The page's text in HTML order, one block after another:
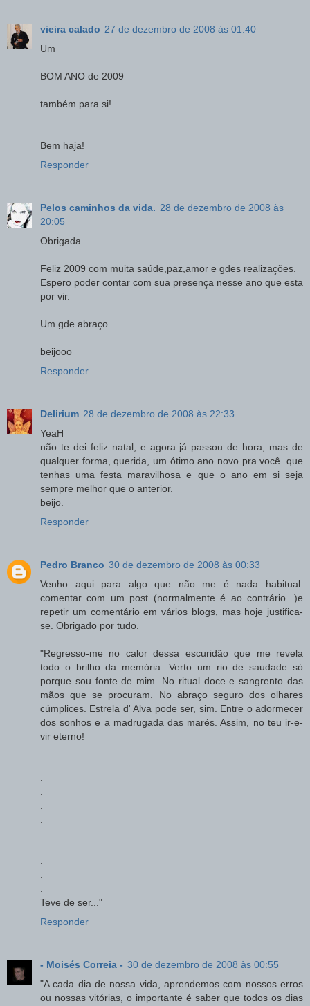
vieira calado 27 de dezembro de 2008 às 01:40
Um
BOM ANO de 2009
também para si!
Bem haja!
Responder
Pelos caminhos da vida. 28 de dezembro de 2008 às
20:05
Obrigada.
Feliz 2009 com muita saúde,paz,amor e gdes realizações.
Espero poder contar com sua presença nesse ano que esta
por vir.
Um gde abraço.
beijooo
Responder
Delirium 28 de dezembro de 2008 às 22:33
YeaH
não te dei feliz natal, e agora já passou de hora, mas de
qualquer forma, querida, um ótimo ano novo pra você. que
tenhas uma festa maravilhosa e que o ano em si seja
sempre melhor que o anterior.
beijo.
Responder
Pedro Branco 30 de dezembro de 2008 às 00:33
Venho aqui para algo que não me é nada habitual:
comentar com um post (normalmente é ao contrário...)e
repetir um comentário em vários blogs, mas hoje justifica-
se. Obrigado por tudo.
"Regresso-me no calor dessa escuridão que me revela
todo o brilho da memória. Verto um rio de saudade só
porque sou fonte de mim. No ritual doce e sangrento das
mãos que se procuram. No abraço seguro dos olhares
cúmplices. Estrela d' Alva pode ser, sim. Entre o adormecer
dos sonhos e a madrugada das marés. Assim, no teu ir-e-
vir eterno!
.
.
.
.
.
.
.
.
.
.
.
Teve de ser..."
Responder
- Moisés Correia - 30 de dezembro de 2008 às 00:55
"A cada dia de nossa vida, aprendemos com nossos erros
ou nossas vitórias, o importante é saber que todos os dias